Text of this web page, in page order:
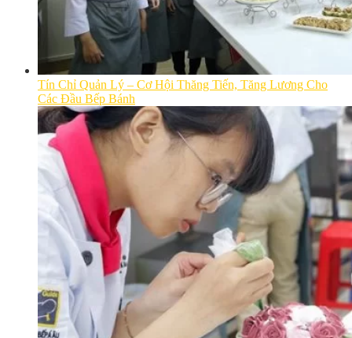
Tín Chỉ Quản Lý – Cơ Hội Thăng Tiến, Tăng Lương Cho
Các Đầu Bếp Bánh